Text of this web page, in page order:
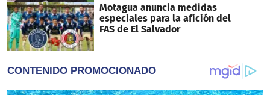
Motagua anuncia medidas
especiales para la afición del
FAS de El Salvador